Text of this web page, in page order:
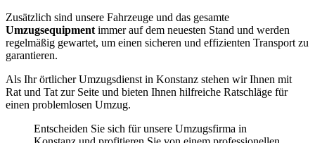
Zusätzlich sind unsere Fahrzeuge und das gesamte
Umzugsequipment immer auf dem neuesten Stand und werden
regelmäßig gewartet, um einen sicheren und effizienten Transport zu
garantieren.
Als Ihr örtlicher Umzugsdienst in Konstanz stehen wir Ihnen mit
Rat und Tat zur Seite und bieten Ihnen hilfreiche Ratschläge für
einen problemlosen Umzug.
Entscheiden Sie sich für unsere Umzugsfirma in